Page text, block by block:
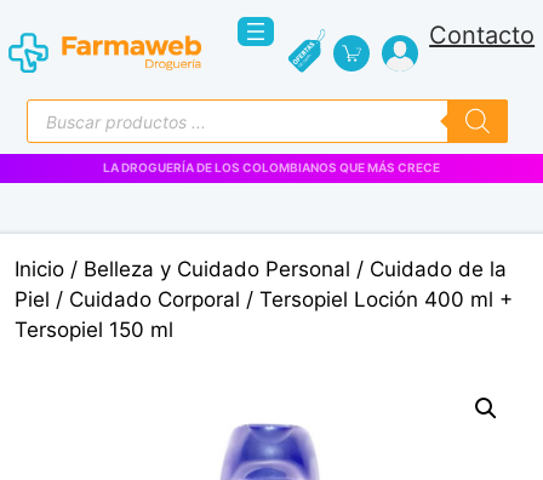
al
contenido
Contacto
Búsqueda
de
productos
LA DROGUERÍA DE LOS COLOMBIANOS QUE MÁS CRECE
Inicio / Belleza y Cuidado Personal / Cuidado de la
Piel / Cuidado Corporal / Tersopiel Loción 400 ml +
Tersopiel 150 ml